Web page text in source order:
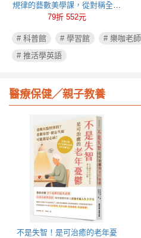
規律的藝數美學課，從對稱全等
到比例相似，動手體驗數學之用
79折 552元
# 科普館 # 學習館 # 樂咖老師
# 推活學英語
醫療保健╱親子教養
不是失智！是可治癒的老年憂